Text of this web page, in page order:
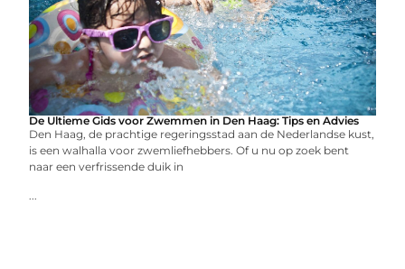
De Ultieme Gids voor Zwemmen in Den Haag: Tips en Advies
Den Haag, de prachtige regeringsstad aan de Nederlandse kust,
is een walhalla voor zwemliefhebbers. Of u nu op zoek bent
naar een verfrissende duik in
...